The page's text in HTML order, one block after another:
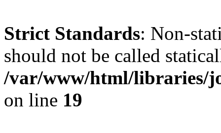
Strict Standards: Non-
should not be called
/var/www/html/libraries/
on line 19